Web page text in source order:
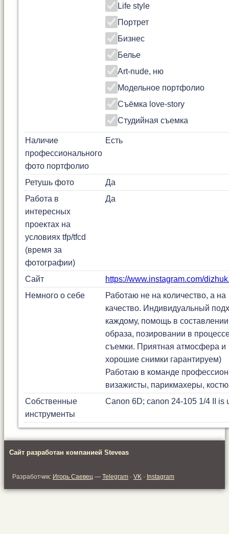
Life style
Портрет
Бизнес
Белье
Art-nude, ню
Модельное портфолио
Съёмка love-story
Студийная съемка
Наличие
профессионального
фото портфолио
Есть
Ретушь фото
Да
Работа в
интересных
проектах на
условиях tfp/tfcd
(время за
фотографии)
Да
Сайт
https://www.instagram.com/
Немного о себе
Работаю не на количество, а на
качество. Индивидуальный
каждому, помощь в составлении
образа, позировании в
съемки. Приятная атмосфера и
хорошие снимки гарантируем)
Работаю в команде
визажисты, парикмахеры,
Собственные
инструменты
Canon 6D; canon 24-105 1/4 II is
Сайт разработан компанией Steveas
Разработчик: Игорь Саевец — Telegram · VK · Instagram